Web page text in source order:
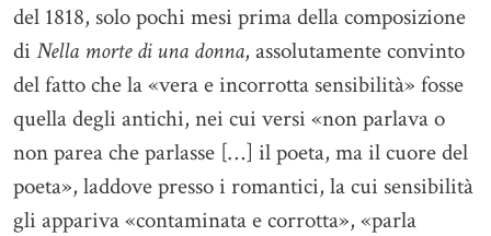
del 1818, solo pochi mesi prima della composizione
di Nella morte di una donna, assolutamente convinto
del fatto che la «vera e incorrotta sensibilità» fosse
quella degli antichi, nei cui versi «non parlava o
non parea che parlasse […] il poeta, ma il cuore del
poeta», laddove presso i romantici, la cui sensibilità
gli appariva «contaminata e corrotta», «parla